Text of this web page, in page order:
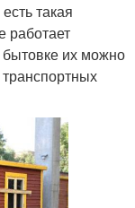
такая
работает
бытовке их можно